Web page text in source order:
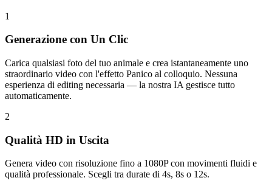
1
Generazione con Un Clic
Carica qualsiasi foto del tuo animale e crea istantaneamente uno
straordinario video con l'effetto Panico al colloquio. Nessuna
esperienza di editing necessaria — la nostra IA gestisce tutto
automaticamente.
2
Qualità HD in Uscita
Genera video con risoluzione fino a 1080P con movimenti fluidi e
qualità professionale. Scegli tra durate di 4s, 8s o 12s.